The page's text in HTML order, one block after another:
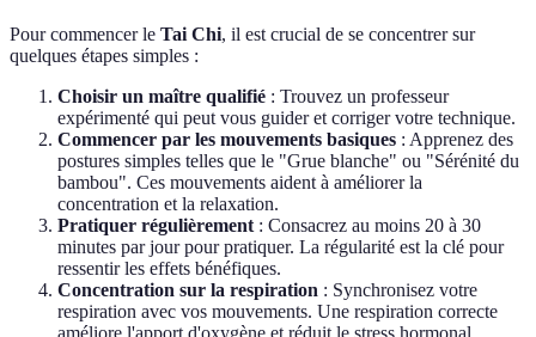
Pour commencer le Tai Chi, il est crucial de se concentrer sur
quelques étapes simples :
Choisir un maître qualifié : Trouvez un professeur
expérimenté qui peut vous guider et corriger votre technique.
Commencer par les mouvements basiques : Apprenez des
postures simples telles que le "Grue blanche" ou "Sérénité du
bambou". Ces mouvements aident à améliorer la
concentration et la relaxation.
Pratiquer régulièrement : Consacrez au moins 20 à 30
minutes par jour pour pratiquer. La régularité est la clé pour
ressentir les effets bénéfiques.
Concentration sur la respiration : Synchronisez votre
respiration avec vos mouvements. Une respiration correcte
améliore l'apport d'oxygène et réduit le stress hormonal.